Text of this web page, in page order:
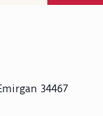
34467